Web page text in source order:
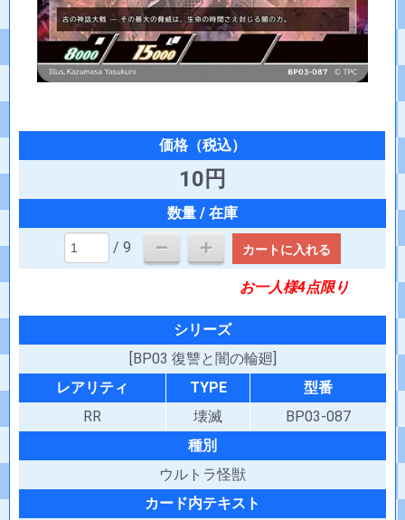
10円
/ 9 カートに入れる
お一人様4点限り
シリーズ
[BP03 復讐と闇の輪廻]
レアリティ
TYPE
型番
RR
壊滅
BP03-087
種別
ウルトラ怪獣
カード内テキスト